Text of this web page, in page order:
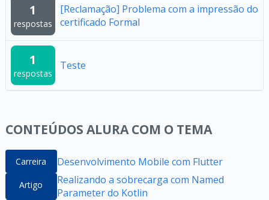
1
respostas
[Reclamação] Problema com a impressão do
certificado Formal
1
respostas
Teste
CONTEÚDOS ALURA COM O TEMA
Carreira Desenvolvimento Mobile com Flutter
Artigo
Realizando a sobrecarga com Named
Parameter do Kotlin